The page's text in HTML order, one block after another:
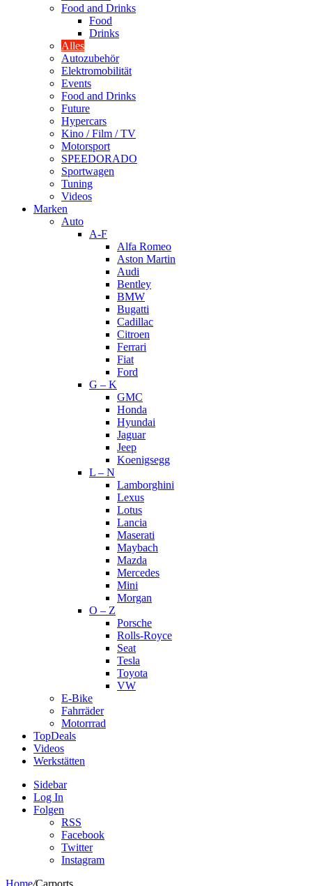
Food and Drinks
Food
Drinks
Alles
Autozubehör
Elektromobilität
Events
Food and Drinks
Future
Hypercars
Kino / Film / TV
Motorsport
SPEEDORADO
Sportwagen
Tuning
Videos
Marken
Auto
A-F
Alfa Romeo
Aston Martin
Audi
Bentley
BMW
Bugatti
Cadillac
Citroen
Ferrari
Fiat
Ford
G – K
GMC
Honda
Hyundai
Jaguar
Jeep
Koenigsegg
L – N
Lamborghini
Lexus
Lotus
Lancia
Maserati
Maybach
Mazda
Mercedes
Mini
Morgan
O – Z
Porsche
Rolls-Royce
Seat
Tesla
Toyota
VW
E-Bike
Fahrräder
Motorrrad
TopDeals
Videos
Werkstätten
Sidebar
Log In
Folgen
RSS
Facebook
Twitter
Instagram
Home/Carports